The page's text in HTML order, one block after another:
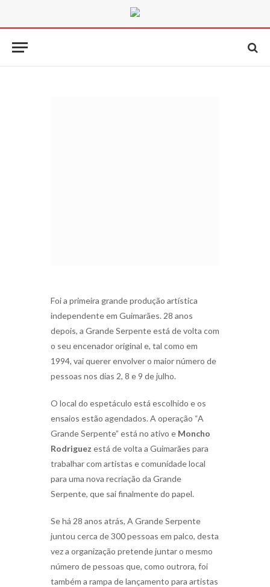
Foi a primeira grande produção artística
independente em Guimarães. 28 anos
depois, a Grande Serpente está de volta com
o seu encenador original e, tal como em
1994, vai querer envolver o maior número de
pessoas nos dias 2, 8 e 9 de julho.
O local do espetáculo está escolhido e os
ensaios estão agendados. A operação “A
Grande Serpente” está no ativo e Moncho
Rodriguez está de volta a Guimarães para
trabalhar com artistas e comunidade local
para uma nova recriação da Grande
Serpente, que sai finalmente do papel.
Se há 28 anos atrás, A Grande Serpente
juntou cerca de 300 pessoas em palco, desta
vez a organização pretende juntar o mesmo
número de pessoas que, como outrora, foi
também a rampa de lançamento para artistas